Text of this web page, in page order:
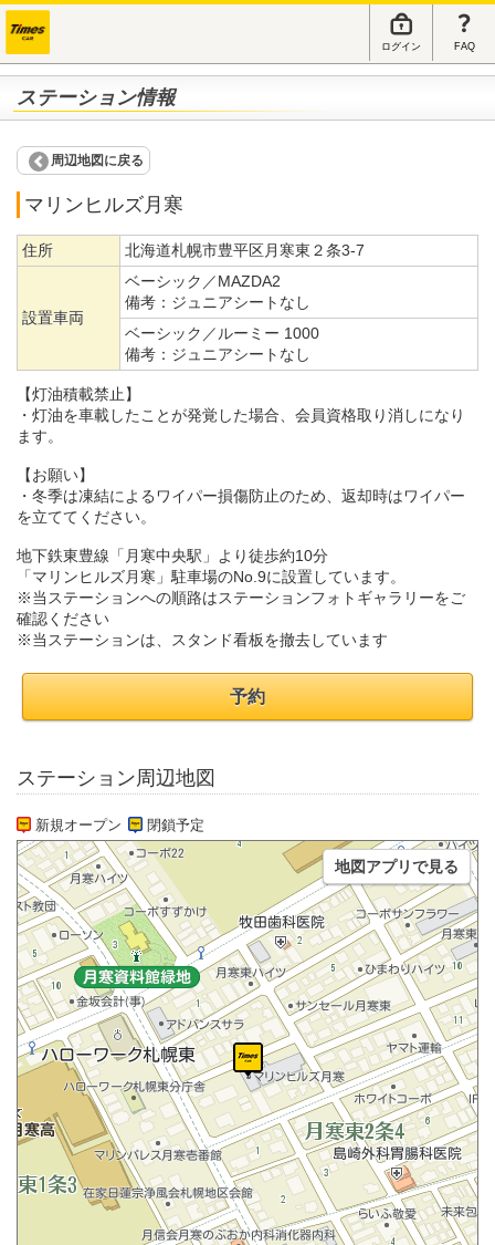
ログイン FAQ
ステーション情報
周辺地図に戻る
マリンヒルズ月寒
住所 北海道札幌市豊平区月寒東２条3-7
設置車両
ベーシック／MAZDA2
備考： ジュニアシートなし
ベーシック／ルーミー 1000
備考： ジュニアシートなし
【灯油積載禁止】
・灯油を車載したことが発覚した場合、会員資格取り消しになり
ます。
【お願い】
・冬季は凍結によるワイパー損傷防止のため、返却時はワイパー
を立ててください。
地下鉄東豊線「月寒中央駅」より徒歩約10分
「マリンヒルズ月寒」駐車場のNo.9に設置しています。
※当ステーションへの順路はステーションフォトギャラリーをご
確認ください
※当ステーションは、スタンド看板を撤去しています
予約
ステーション周辺地図
新規オープン 閉鎖予定
地図アプリで見る